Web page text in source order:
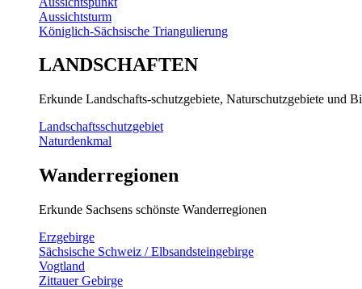
Aussichtsturm
Königlich-Sächsische Triangulierung
LANDSCHAFTEN
Erkunde Landschafts-schutzgebiete, Naturschutzgebiete und
Landschaftsschutzgebiet
Naturdenkmal
Wanderregionen
Erkunde Sachsens schönste Wanderregionen
Erzgebirge
Sächsische Schweiz / Elbsandsteingebirge
Vogtland
Zittauer Gebirge